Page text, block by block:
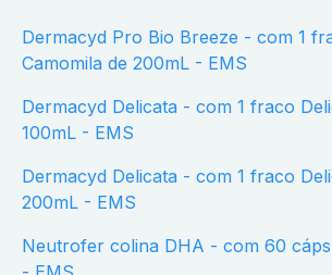
Dermacyd Pro Bio Breeze - com 1 frasco Breeze
Camomila de 200mL - EMS
Dermacyd Delicata - com 1 fraco Delicata Jasmim de
100mL - EMS
Dermacyd Delicata - com 1 fraco Delicata Jasmim de
200mL - EMS
Neutrofer colina DHA - com 60 cápsulas gelatinosas